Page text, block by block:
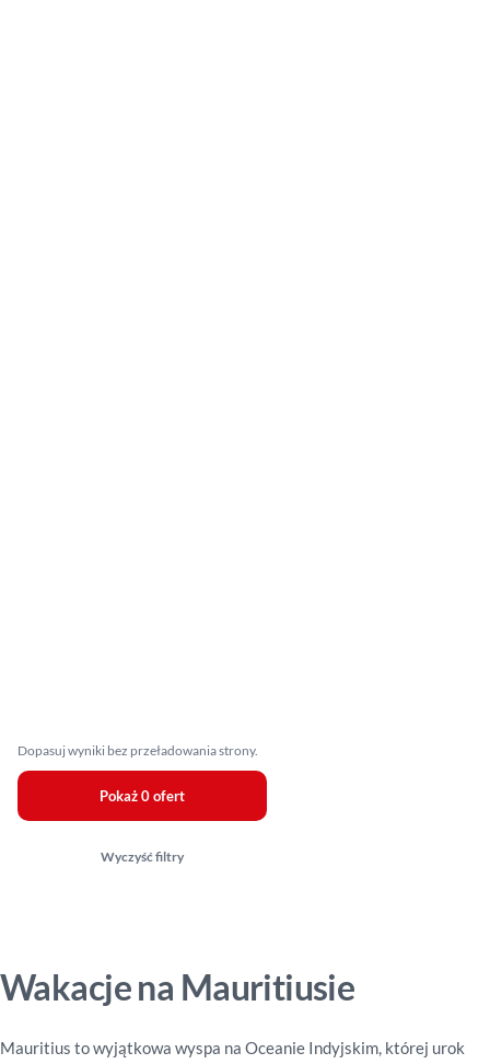
Dopasuj wyniki bez przeładowania strony.
Pokaż 0 ofert
Wyczyść filtry
Wakacje na Mauritiusie
Mauritius to wyjątkowa wyspa na Oceanie Indyjskim, której urok